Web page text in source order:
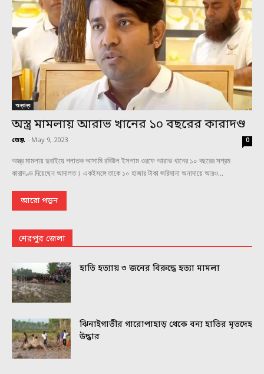
অন্যান্য
অস্ত্র মামলায় আরাভ খানের ১০ বছরের কারাদণ্ড
ডেস্ক - May 9, 2023 0
অস্ত্র মামলায় দুবাইয়ে পলাতক আসামি রবিউল ইসলাম ওরফে আরাভ খানের ১০ বছরের সশ্রম
কারাদণ্ড দিয়েছেন আদালত। একইসঙ্গে তাকে ১০ হাজার টাকা জরিমানা অনাদায়ে আরও...
আরো পড়ুন
শেরপুর জেলা
হাতি হত্যায় ৩ জনের বিরুদ্ধে হত্যা মামলা
ঝিনাইগাতীর গারোপাহাড় থেকে বন্য হাতির মৃতদেহ
উদ্ধার